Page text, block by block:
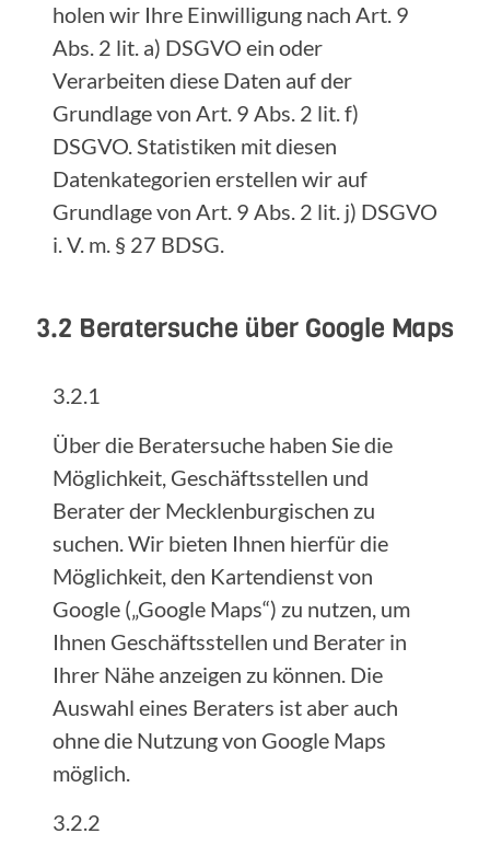
holen wir Ihre Einwilligung nach Art. 9
Abs. 2 lit. a) DSGVO ein oder
Verarbeiten diese Daten auf der
Grundlage von Art. 9 Abs. 2 lit. f)
DSGVO. Statistiken mit diesen
Datenkategorien erstellen wir auf
Grundlage von Art. 9 Abs. 2 lit. j) DSGVO
i. V. m. § 27 BDSG.
3.2 Beratersuche über Google Maps
3.2.1
Über die Beratersuche haben Sie die
Möglichkeit, Geschäftsstellen und
Berater der Mecklenburgischen zu
suchen. Wir bieten Ihnen hierfür die
Möglichkeit, den Kartendienst von
Google („Google Maps“) zu nutzen, um
Ihnen Geschäftsstellen und Berater in
Ihrer Nähe anzeigen zu können. Die
Auswahl eines Beraters ist aber auch
ohne die Nutzung von Google Maps
möglich.
3.2.2